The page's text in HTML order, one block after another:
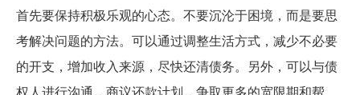
首先要保持积极乐观的心态。不要沉沦于困境，而是要思
考解决问题的方法。可以通过调整生活方式，减少不必要
的开支，增加收入来源，尽快还清债务。另外，可以与债